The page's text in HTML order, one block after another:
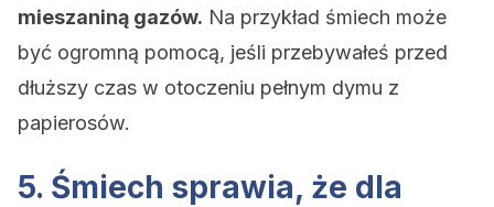
mieszaniną gazów. Na przykład śmiech może
być ogromną pomocą, jeśli przebywałeś przed
dłuższy czas w otoczeniu pełnym dymu z
papierosów.
5. Śmiech sprawia, że dla